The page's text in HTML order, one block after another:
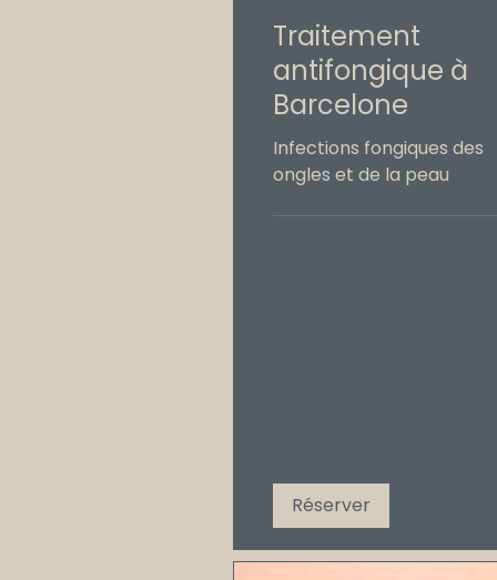
Traitement
antifongique à
Barcelone
Infections fongiques des
ongles et de la peau
Réserver